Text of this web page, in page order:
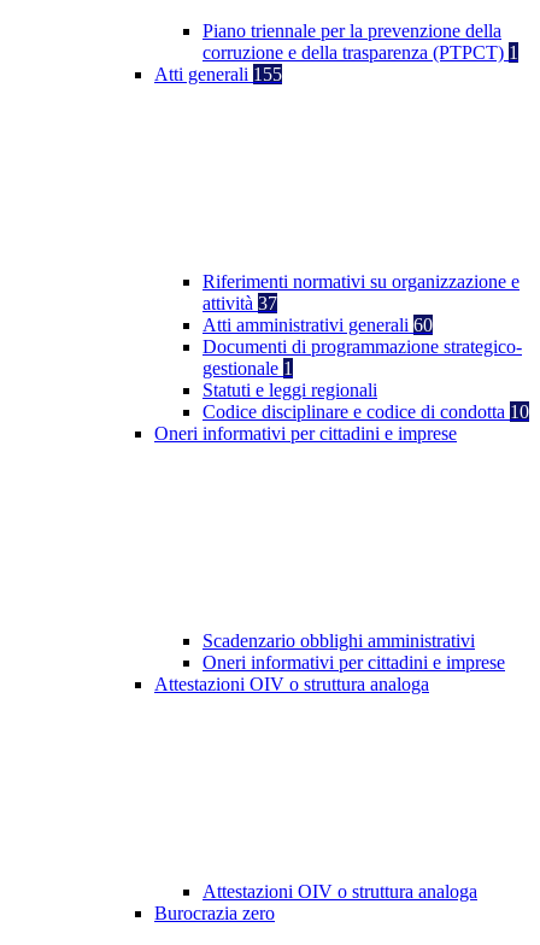
Piano triennale per la prevenzione della
corruzione e della trasparenza (PTPCT) 1
Atti generali 155
Riferimenti normativi su organizzazione e
attività 37
Atti amministrativi generali 60
Documenti di programmazione strategico-
gestionale 1
Statuti e leggi regionali
Codice disciplinare e codice di condotta 10
Oneri informativi per cittadini e imprese
Scadenzario obblighi amministrativi
Oneri informativi per cittadini e imprese
Attestazioni OIV o struttura analoga
Attestazioni OIV o struttura analoga
Burocrazia zero